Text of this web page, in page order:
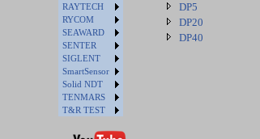
RAYTECH
RYCOM
SEAWARD
SENTER
SIGLENT
SmartSensor
Solid NDT
TENMARS
T&R TEST
DP5
DP20
DP40